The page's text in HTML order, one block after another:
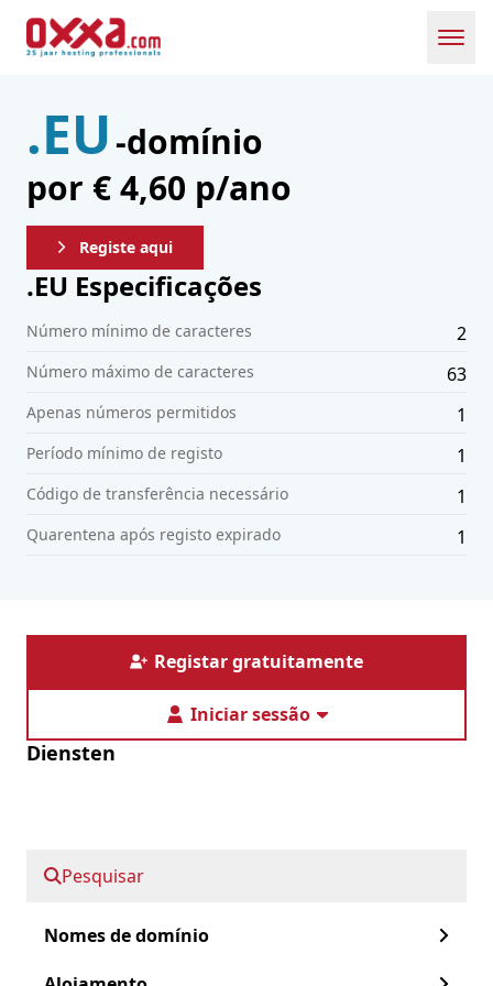
Nomes de domínio
Pesquisar
.EU-domínio
por € 4,60 p/ano
Registe aqui
.EU Especificações
Número mínimo de caracteres 2
Número máximo de caracteres 63
Apenas números permitidos 1
Período mínimo de registo 1
Código de transferência necessário 1
Quarentena após registo expirado 1
Registar gratuitamente
Iniciar sessão
Diensten
Alojamento
Informatie